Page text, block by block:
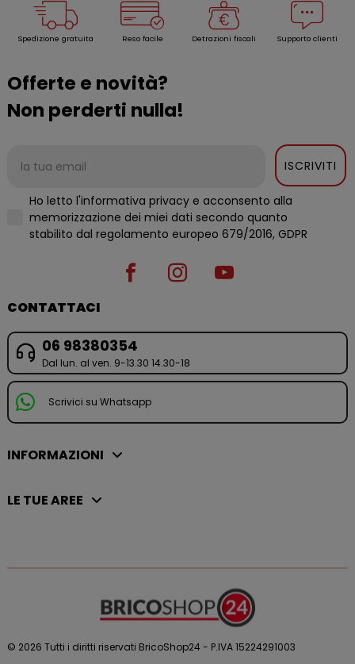
Spedizione gratuita Reso facile Detrazioni fiscali Supporto clienti
Offerte e novità?
Non perderti nulla!
ISCRIVITI
Ho letto l'informativa privacy e acconsento alla
memorizzazione dei miei dati secondo quanto
stabilito dal regolamento europeo 679/2016, GDPR
CONTATTACI
06 98380354
Dal lun. al ven. 9-13.30 14.30-18
Scrivici su Whatsapp
INFORMAZIONI
LE TUE AREE
© 2026 Tutti i diritti riservati BricoShop24 - P.IVA 15224291003